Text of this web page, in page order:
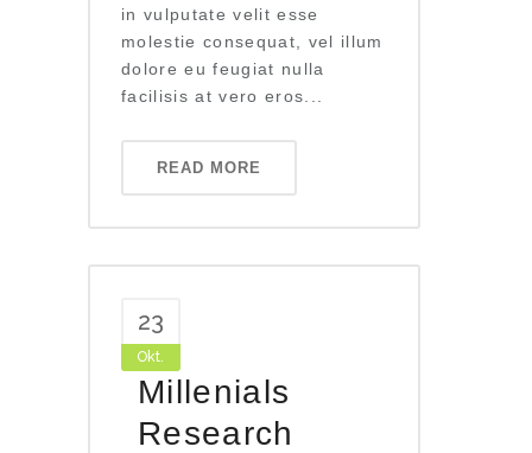
in vulputate velit esse
molestie consequat, vel illum
dolore eu feugiat nulla
facilisis at vero eros...
READ MORE
23
Okt.
Millenials
Research